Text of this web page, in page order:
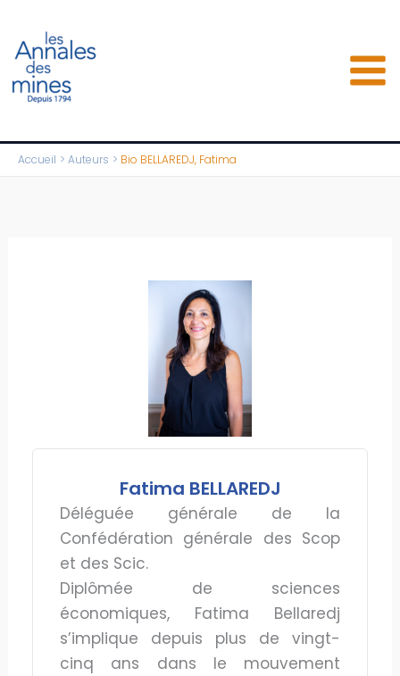
contenu
Accueil Auteurs Bio BELLAREDJ, Fatima
Fatima BELLAREDJ
Déléguée générale de la
Confédération générale des Scop
et des Scic.
Diplômée de sciences
économiques, Fatima Bellaredj
s’implique depuis plus de vingt-
cinq ans dans le mouvement